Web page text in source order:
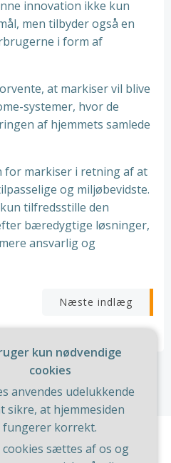
innovation ikke kun
men tilbyder også en
i form af
at markiser vil blive
systemer, hvor de
af hjemmets samlede
for markiser i retning af at
og miljøbevidste.
tilfredsstille den
bæredygtige løsninger,
ansvarlig og
Næste indlæg
kun nødvendige
cookies
anvendes udelukkende
sikre, at hjemmesiden
fungerer korrekt.
cookies sættes af os og